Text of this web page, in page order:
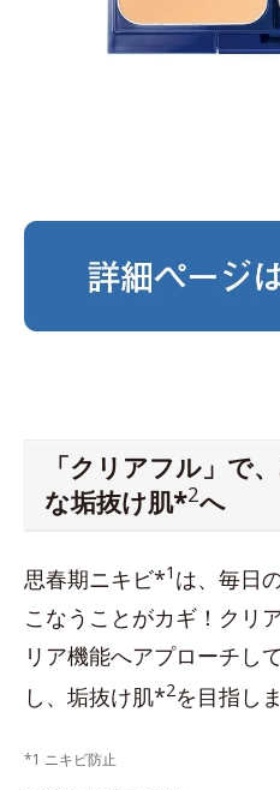
「クリアフル」で
な垢抜け肌*2へ
思春期ニキビ*1 は、毎日
こなうことがカギ！クリ
リア機能へアプローチし
し、垢抜け肌*2を目指し
*1 ニキビ防止